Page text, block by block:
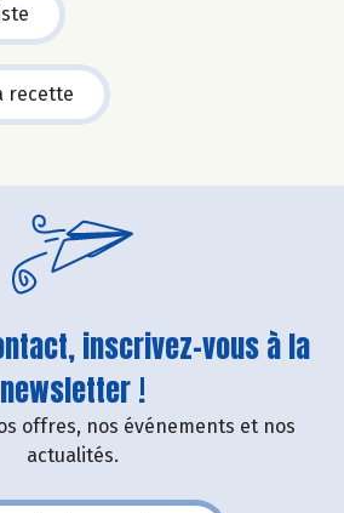
recette
inscrivez-vous à la
newsletter !
offres, nos événements et nos
actualités.